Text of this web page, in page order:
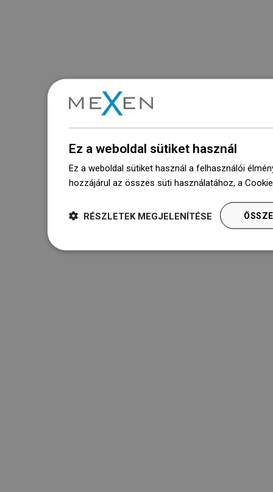
Ez a weboldal sütiket használ
Ez a weboldal sütiket használ a felhasználói
hozzájárul az összes süti használatához, a
RÉSZLETEK MEGJELENÍTÉSE